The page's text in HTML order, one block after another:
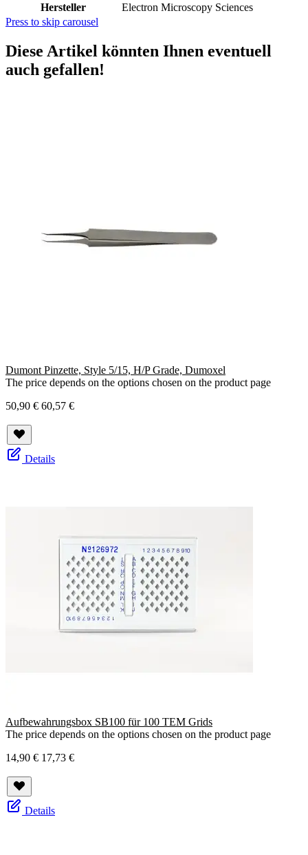
Hersteller
Electron Microscopy Sciences
Press to skip carousel
Diese Artikel könnten Ihnen eventuell
auch gefallen!
Dumont Pinzette, Style 5/15, H/P Grade, Dumoxel
The price depends on the options chosen on the product page
50,90 € 60,57 €
Details
Aufbewahrungsbox SB100 für 100 TEM Grids
The price depends on the options chosen on the product page
14,90 € 17,73 €
Details